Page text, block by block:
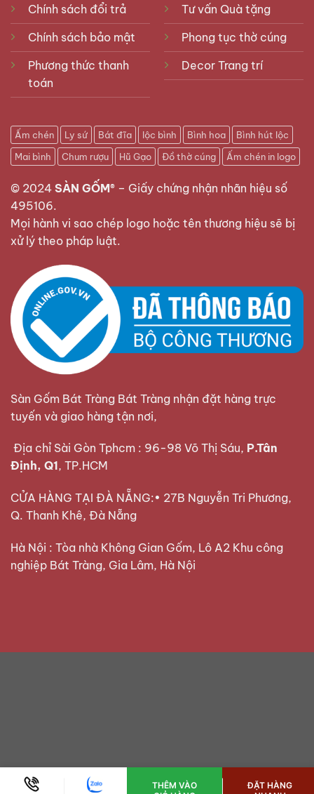
Chính sách đổi trả
Chính sách bảo mật
Phương thức thanh
toán
Tư vấn Quà tặng
Phong tục thờ cúng
Decor Trang trí
Ấm chén Ly sứ Bát đĩa lộc bình Bình hoa
Bình hút lộc
Mai bình
Chum rượu Hũ Gạo Đồ thờ cúng Ấm chén in logo
© 2024 SÀN GỐM® – Giấy chứng nhận nhãn hiệu số
495106.
Mọi hành vi sao chép logo hoặc tên thương hiệu sẽ bị
xử lý theo pháp luật.
Sàn Gốm Bát Tràng Bát Tràng nhận đặt hàng trực
tuyến và giao hàng tận nơi,
Địa chỉ Sài Gòn Tphcm : 96-98 Võ Thị Sáu, P.Tân
Định, Q1, TP.HCM
CỬA HÀNG TẠI ĐÀ NẴNG:• 27B Nguyễn Tri Phương,
Q. Thanh Khê, Đà Nẵng
Hà Nội : Tòa nhà Không Gian Gốm, Lô A2 Khu công
nghiệp Bát Tràng, Gia Lâm, Hà Nội
THÊM VÀO
ĐẶT HÀNG